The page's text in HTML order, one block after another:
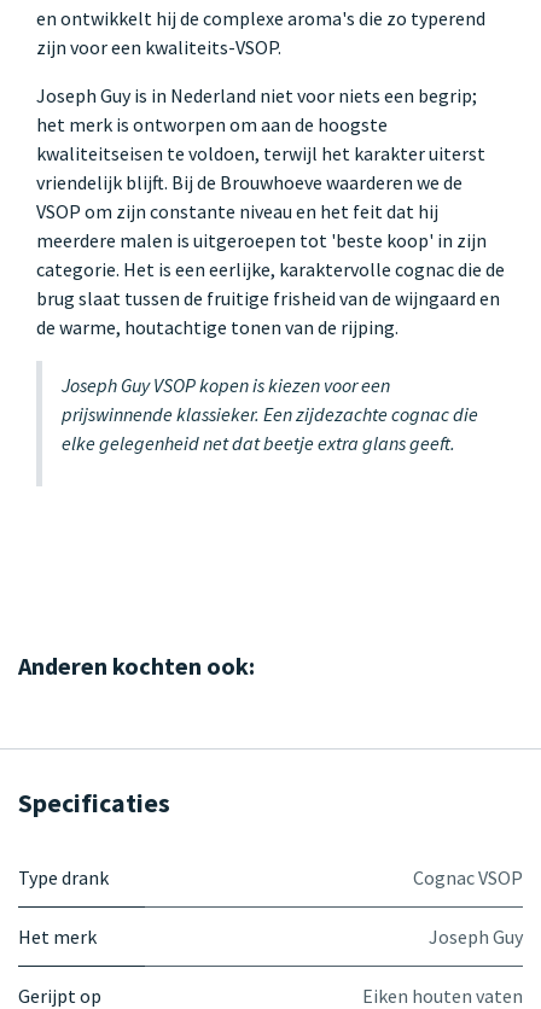
en ontwikkelt hij de complexe aroma's die zo typerend
zijn voor een kwaliteits-VSOP.
Joseph Guy is in Nederland niet voor niets een begrip;
het merk is ontworpen om aan de hoogste
kwaliteitseisen te voldoen, terwijl het karakter uiterst
vriendelijk blijft. Bij de Brouwhoeve waarderen we de
VSOP om zijn constante niveau en het feit dat hij
meerdere malen is uitgeroepen tot 'beste koop' in zijn
categorie. Het is een eerlijke, karaktervolle cognac die de
brug slaat tussen de fruitige frisheid van de wijngaard en
de warme, houtachtige tonen van de rijping.
Joseph Guy VSOP kopen is kiezen voor een
prijswinnende klassieker. Een zijdezachte cognac die
elke gelegenheid net dat beetje extra glans geeft.
Anderen kochten ook:
Specificaties
Type drank Cognac VSOP
Het merk Joseph Guy
Gerijpt op Eiken houten vaten